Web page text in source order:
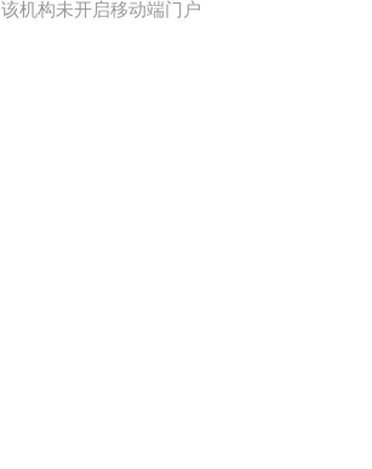
该机构未开启移动端门户